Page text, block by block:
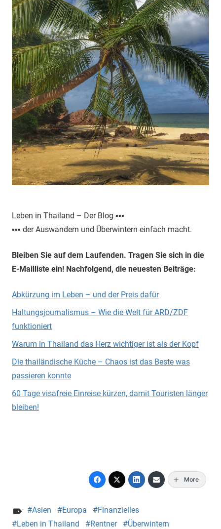
Leben in Thailand – Der Blog ▪▪▪
▪▪▪ der Auswandern und Überwintern einfach macht.
Bleiben Sie auf dem Laufenden. Tragen Sie sich in die
E-Mailliste ein! Nachfolgend, die neuesten Beiträge:
Abkürzung im Leben – und der Preis dafür
Haltungsjournalismus – Wie die Welt für ARD/ZDF
funktioniert
Warum in Thailand das Herz wichtiger ist als der Kopf
Die thailändische Küche – Chaos ist das Beste was
passieren konnte
60 Tage visafreie Einreise kürzen, damit Touristen länger
bleiben!
More
Asien Europa
Finanzielles
Leben in Thailand
Rentner
Überwintern